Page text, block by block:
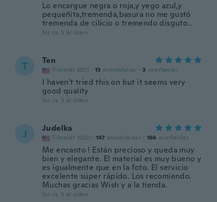
Lo encargue negra o roja,y yego azul,y
pequeñita,tremenda,basura no me gustó
tremenda de cilicio o tremendo disguto..
for ca. 5 år siden
T Ten
Tilmeldt 2021 · 13 anmeldelser · 3 overførsler
I haven't tried this on but it seems very
good quality
for ca. 5 år siden
J Judelka
Tilmeldt 2020 · 147 anmeldelser · 166 overførsler
Me encanto ! Están precioso y queda muy
bien y elegante. El material es muy bueno y
es igualmente que en la foto. El servicio
excelente súper rápido. Los recomiendo.
Muchas gracias Wish y a la tienda.
for ca. 5 år siden